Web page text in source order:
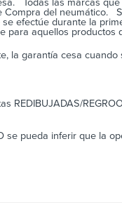
Todas las marcas que
Compra del neumático.
efectúe durante la
para aquellos productos
la garantía cesa
se pueda inferir que la